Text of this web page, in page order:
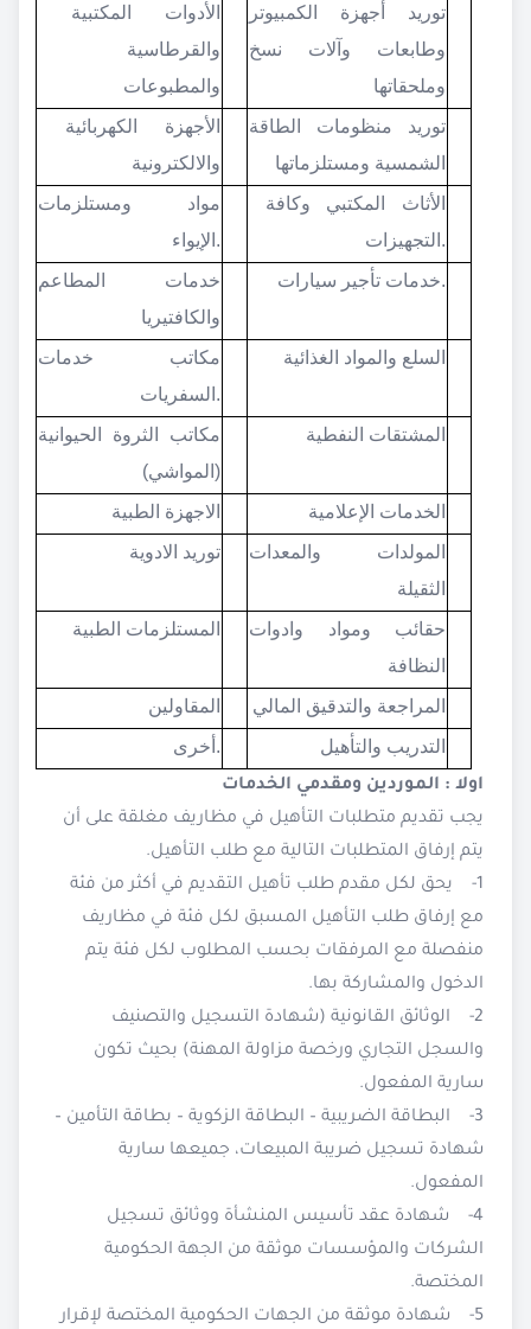
توريد أجهزة الكمبيوتر
وطابعات وآلات نسخ
وملحقاتها
والقرطاسية
والمطبوعات
توريد منظومات الطاقة
الشمسية ومستلزماتها
والالكترونية
التجهيزات.
مواد ومستلزمات
الإيواء.
خدمات تأجير سيارات.
خدمات المطاعم
والكافتيريا
السلع والمواد الغذائية
مكاتب خدمات
السفريات.
المشتقات النفطية
مكاتب الثروة الحيوانية
(المواشي)
الخدمات الإعلامية
الاجهزة الطبية
المولدات والمعدات
الثقيلة
توريد الادوية
حقائب ومواد وادوات
النظافة
المستلزمات الطبية
المراجعة والتدقيق المالي
المقاولين
التدريب والتأهيل
أخرى.
اولا : الموردين ومقدمي الخدمات
يجب تقديم متطلبات التأهيل في مظاريف مغلقة على أن
يتم إرفاق المتطلبات التالية مع طلب التأهيل.
1- يحق لكل مقدم طلب تأهيل التقديم في أكثر من فئة
مع إرفاق طلب التأهيل المسبق لكل فئة في مظاريف
منفصلة مع المرفقات بحسب المطلوب لكل فئة يتم
الدخول والمشاركة بها.
2- الوثائق القانونية (شهادة التسجيل والتصنيف
والسجل التجاري ورخصة مزاولة المهنة) بحيث تكون
سارية المفعول.
3- البطاقة الضريبية – البطاقة الزكوية – بطاقة التأمين –
شهادة تسجيل ضريبة المبيعات، جميعها سارية
المفعول.
4- شهادة عقد تأسيس المنشأة ووثائق تسجيل
الشركات والمؤسسات موثقة من الجهة الحكومية
المختصة.
5- شهادة موثقة من الجهات الحكومية المختصة لإقرار